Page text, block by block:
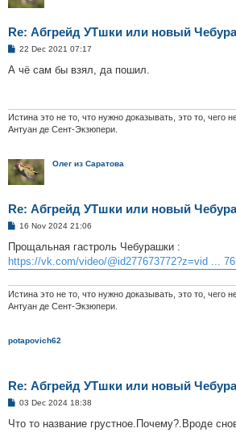
Re: Абгрейд УТшки или новый
P
s
22 Dec 2021 07:17
А чё сам бы взял, да пошил.
Истина это не то, что нужно доказывать, это то, чего
Антуан де Сент-Экзюпери.
Олег из Саратова
Re: Абгрейд УТшки или новый
P
s
t
16 Nov 2024 21:06
Прощальная гастроль Чебурашки :
https://vk.com/video/@id277673772?z=vid ...
Истина это не то, что нужно доказывать, это то, чего
Антуан де Сент-Экзюпери.
potapovich62
Re: Абгрейд УТшки или новый
P
s
03 Dec 2024 18:38
Что то название грустное.Почему?.Вроде